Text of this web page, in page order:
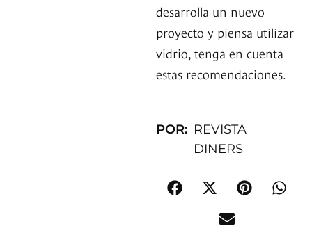
desarrolla un nuevo
proyecto y piensa utilizar
vidrio, tenga en cuenta
estas recomendaciones.
POR: REVISTA
DINERS